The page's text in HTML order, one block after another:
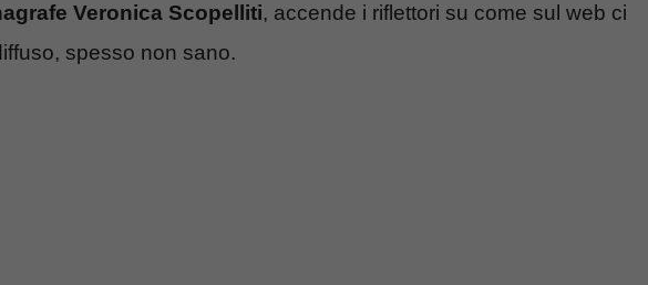
Veronica Scopelliti, accende i riflettori su come sul web ci
spesso non sano.